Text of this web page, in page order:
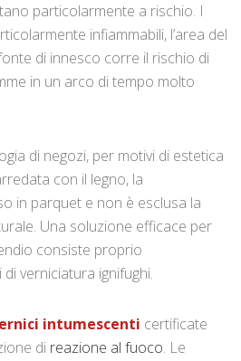
particolarmente a rischio. I
infiammabili, l’area del
di innesco corre il rischio di
in un arco di tempo molto
di negozi, per motivi di estetica
con il legno, la
in parquet e non è esclusa la
Una soluzione efficace per
consiste proprio
di verniciatura ignifughi.
intumescenti certificate
di reazione al fuoco. Le